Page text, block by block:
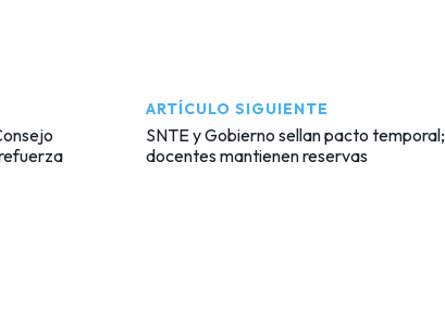
ARTÍCULO SIGUIENTE
SNTE y Gobierno sellan pacto temporal;
docentes mantienen reservas